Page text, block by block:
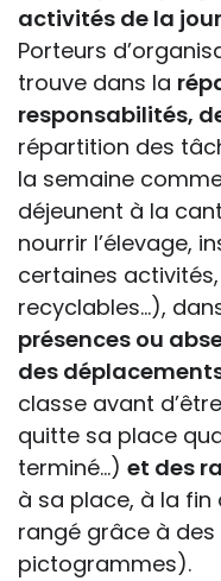
activités de la
Porteurs
trouve dans la
responsabilités,
répartition des
la semaine
déjeunent à la
nourrir l’élevage,
certaines
recyclables…),
présences ou
des
classe avant
quitte sa place
terminé…) et des
à sa place, à la fin
rangé grâce à
pictogrammes).